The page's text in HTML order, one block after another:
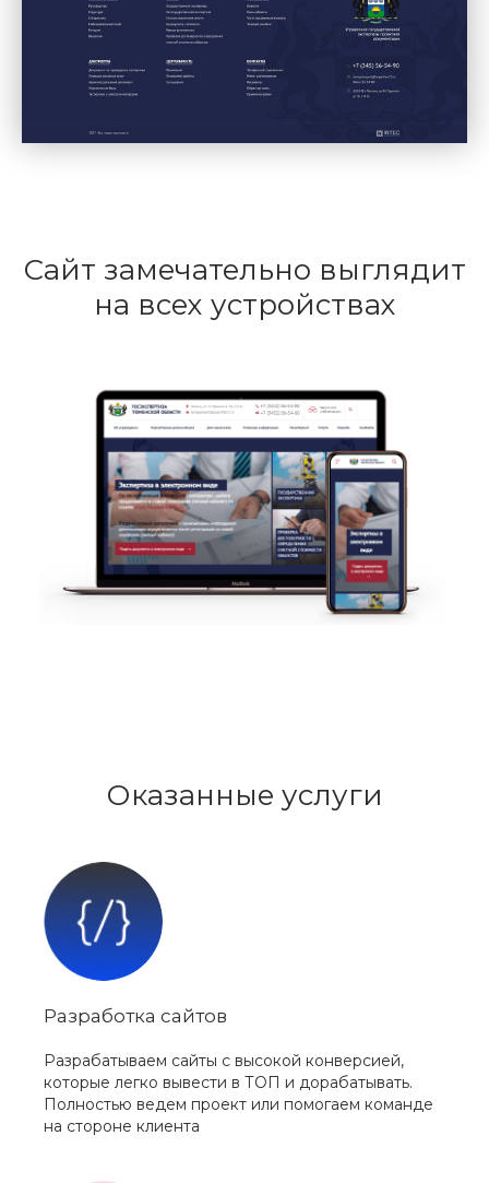
Сайт замечательно выглядит
на всех устройствах
Оказанные услуги
Разработка сайтов
Разрабатываем сайты с высокой конверсией,
которые легко вывести в ТОП и дорабатывать.
Полностью ведем проект или помогаем команде
на стороне клиента